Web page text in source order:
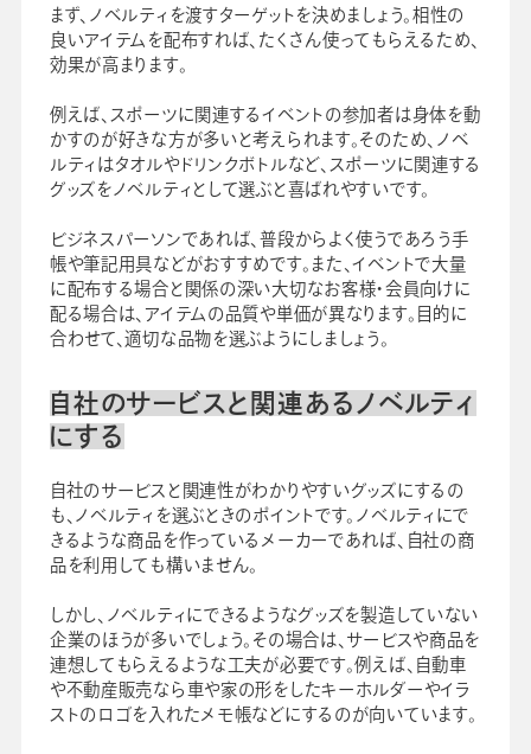
まず、ノベルティを渡すターゲットを決めましょう。相性の
良いアイテムを配布すれば、たくさん使ってもらえるため、
効果が高まります。
例えば、スポーツに関連するイベントの参加者は身体を動
かすのが好きな方が多いと考えられます。そのため、ノベ
ルティはタオルやドリンクボトルなど、スポーツに関連する
グッズをノベルティとして選ぶと喜ばれやすいです。
ビジネスパーソンであれば、普段からよく使うであろう手
帳や筆記用具などがおすすめです。また、イベントで大量
に配布する場合と関係の深い大切なお客様・会員向けに
配る場合は、アイテムの品質や単価が異なります。目的に
合わせて、適切な品物を選ぶようにしましょう。
自社のサービスと関連あるノベルティ
にする
自社のサービスと関連性がわかりやすいグッズにするの
も、ノベルティを選ぶときのポイントです。ノベルティにで
きるような商品を作っているメーカーであれば、自社の商
品を利用しても構いません。
しかし、ノベルティにできるようなグッズを製造していない
企業のほうが多いでしょう。その場合は、サービスや商品を
連想してもらえるような工夫が必要です。例えば、自動車
や不動産販売なら車や家の形をしたキーホルダーやイラ
ストのロゴを入れたメモ帳などにするのが向いています。